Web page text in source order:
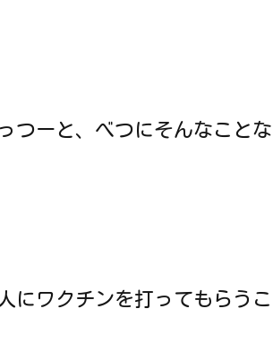
つーと、べつにそんなことな
にワクチンを打ってもらうこ